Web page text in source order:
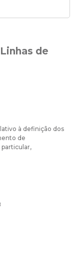
de
à definição dos
de